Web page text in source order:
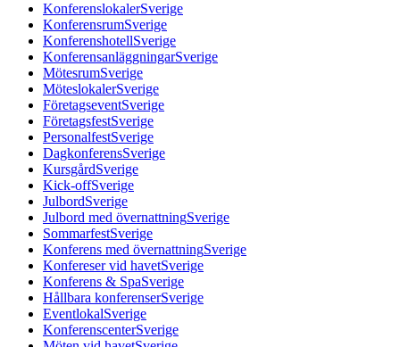
KonferenslokalerSverige
KonferensrumSverige
KonferenshotellSverige
KonferensanläggningarSverige
MötesrumSverige
MöteslokalerSverige
FöretagseventSverige
FöretagsfestSverige
PersonalfestSverige
DagkonferensSverige
KursgårdSverige
Kick-offSverige
JulbordSverige
Julbord med övernattningSverige
SommarfestSverige
Konferens med övernattningSverige
Konfereser vid havetSverige
Konferens & SpaSverige
Hållbara konferenserSverige
EventlokalSverige
KonferenscenterSverige